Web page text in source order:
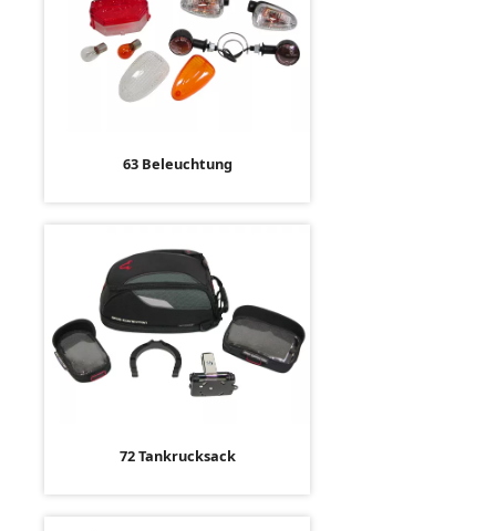
63 Beleuchtung
72 Tankrucksack